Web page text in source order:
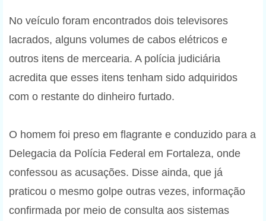
No veículo foram encontrados dois televisores
lacrados, alguns volumes de cabos elétricos e
outros itens de mercearia. A polícia judiciária
acredita que esses itens tenham sido adquiridos
com o restante do dinheiro furtado.
O homem foi preso em flagrante e conduzido para a
Delegacia da Polícia Federal em Fortaleza, onde
confessou as acusações. Disse ainda, que já
praticou o mesmo golpe outras vezes, informação
confirmada por meio de consulta aos sistemas